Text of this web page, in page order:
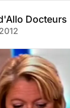
Docteurs